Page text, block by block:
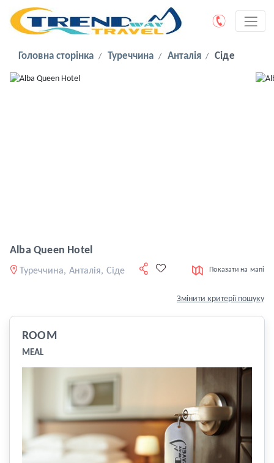
Головна сторінка Туреччина Анталія Сіде
Alba Queen Hotel
Туреччина, Анталія, Сіде Показати на мапі
Змінити критерії пошуку
ROOM
MEAL